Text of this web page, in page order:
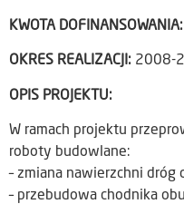
KWOTA DOFINANSOWANIA:
OKRES REALIZACJI: 2008-
OPIS PROJEKTU:
W ramach projektu
roboty budowlane:
– zmiana nawierzchni dróg
– przebudowa chodnika